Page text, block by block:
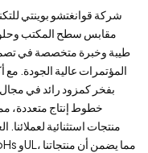
شركة قوانغتشو بوينتي
مقابس سطح المكتب
طيبة وخبرة متخصصة في
بفخر كمزود رائد في مجال
خطوط إنتاج متعددة،
منتجات استثنائية لعملائنا.